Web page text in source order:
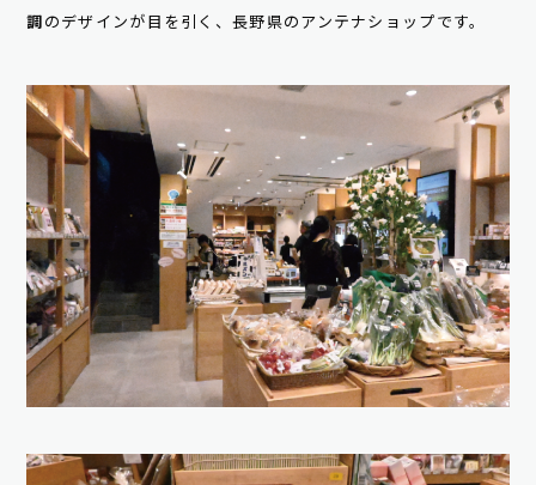
調 のデザインが目を引く、長野県のアンテナショップです。